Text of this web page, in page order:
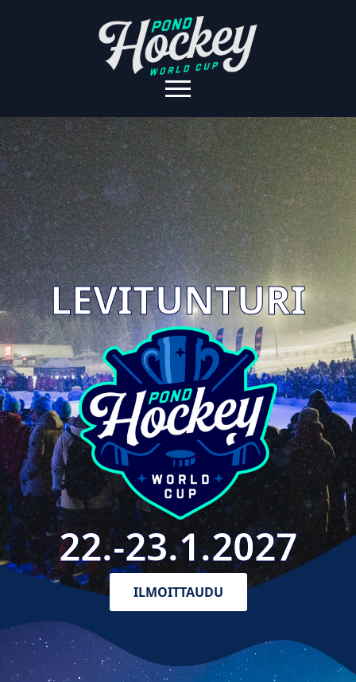
LEVITUNTURI
22.-23.1.2027
ILMOITTAUDU